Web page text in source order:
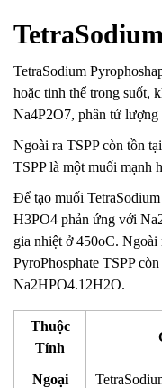
TetraSodium
hoặc tinh thể trong suốt,
Na4P2O7, phân tử lượng
Ngoài ra TSPP còn tồn
TSPP là một muối mạnh
Để tạo muối
H3PO4 phản ứng với
gia nhiệt ở 450oC. Ngoài
PyroPhosphate TSPP
Na2HPO4.12H2O.
Thuộc
Tính
Ngoại